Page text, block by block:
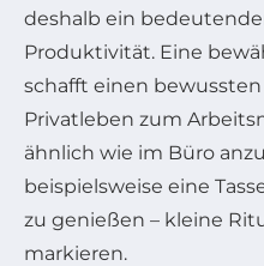
deshalb ein
Produktivität. Eine
schafft einen
Privatleben zum
ähnlich wie im Büro
beispielsweise eine
zu genießen – kleine
markieren.